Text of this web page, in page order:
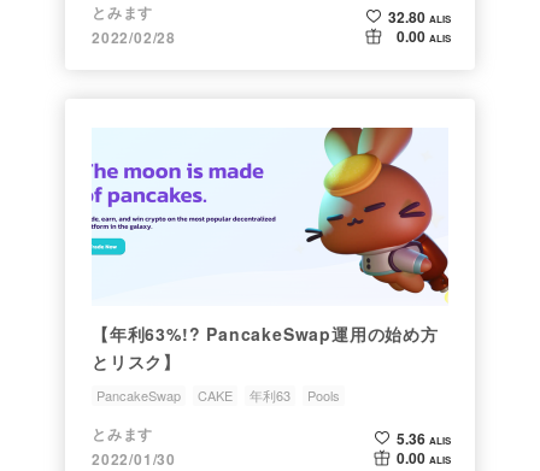
とみます
2022/02/28
32.80 ALIS
0.00 ALIS
【年利63%!? PancakeSwap運用の始め方
とリスク】
PancakeSwap CAKE 年利63 Pools
とみます
2022/01/30
5.36 ALIS
0.00 ALIS